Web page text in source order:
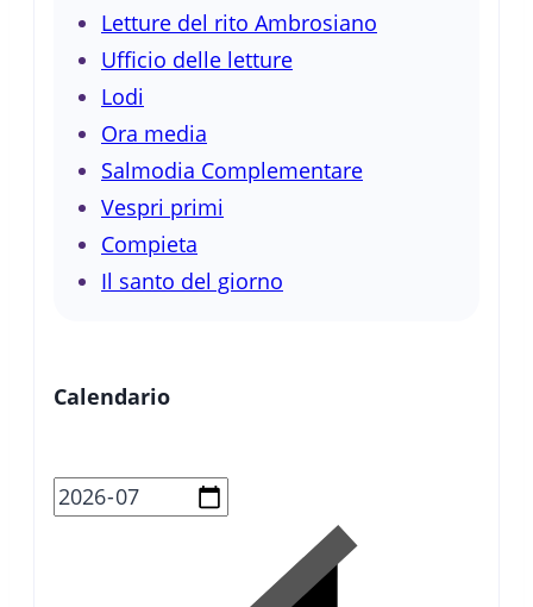
Letture del rito Ambrosiano
Ufficio delle letture
Lodi
Ora media
Salmodia Complementare
Vespri primi
Compieta
Il santo del giorno
Calendario